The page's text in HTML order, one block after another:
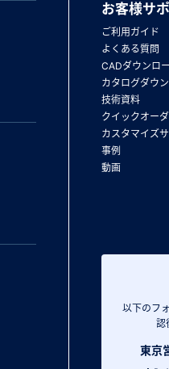
以下のフ
認
東京
お客様サ
ご利用ガイド
よくある質問
CADダウンロ
カタログダウ
技術資料
クイックオー
カスタマイズ
事例
動画